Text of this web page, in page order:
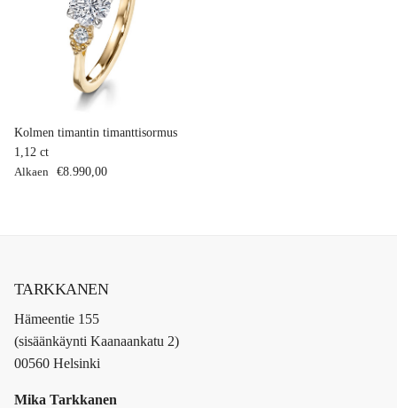
Kolmen timantin timanttisormus
1,12 ct
Normaalihinta
Alkaen €8.990,00
TARKKANEN
Hämeentie 155
(sisäänkäynti Kaanaankatu 2)
00560 Helsinki
Mika Tarkkanen